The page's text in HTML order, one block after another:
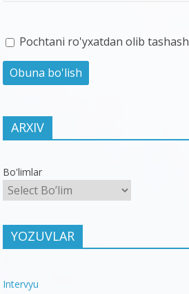
Pochtani ro'yxatdan olib tashash
ARXIV
Bo'limlar
YOZUVLAR
Intervyu